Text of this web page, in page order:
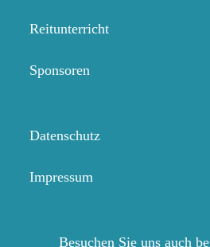
Reitunterricht
Sponsoren
Datenschutz
Impressum
Besuchen Sie uns auch